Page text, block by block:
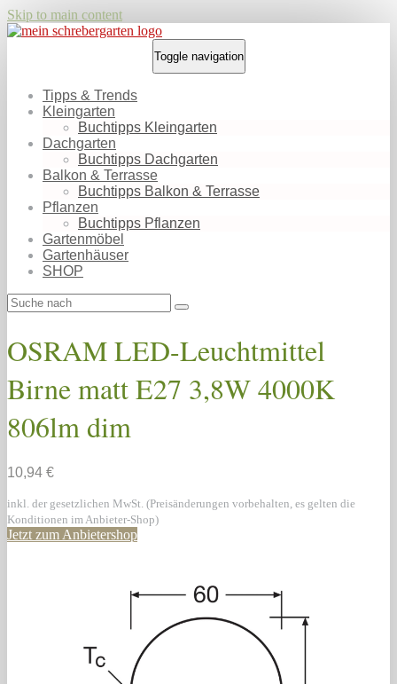
Skip to main content
Toggle navigation
Tipps & Trends
Kleingarten
Buchtipps Kleingarten
Dachgarten
Buchtipps Dachgarten
Balkon & Terrasse
Buchtipps Balkon & Terrasse
Pflanzen
Buchtipps Pflanzen
Gartenmöbel
Gartenhäuser
SHOP
OSRAM LED-Leuchtmittel
Birne matt E27 3,8W 4000K
806lm dim
10,94 €
inkl. der gesetzlichen MwSt. (Preisänderungen vorbehalten, es gelten die
Konditionen im Anbieter-Shop)
Jetzt zum Anbietershop